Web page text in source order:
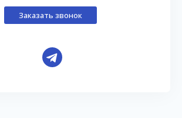
Заказать звонок